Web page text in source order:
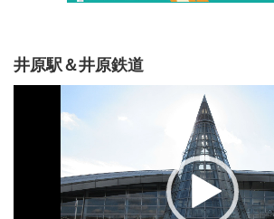
井原駅＆井原鉄道